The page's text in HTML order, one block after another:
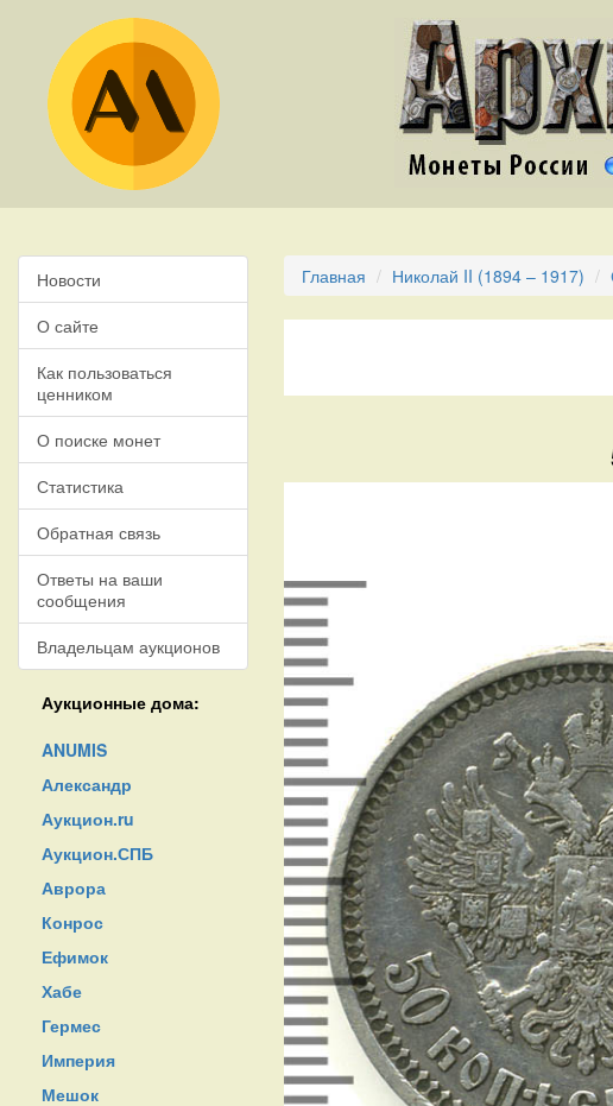
Новости
О сайте
Как пользоваться
ценником
О поиске монет
Статистика
Обратная связь
Ответы на ваши
сообщения
Владельцам аукционов
Аукционные дома:
ANUMIS
Александр
Аукцион.ru
Аукцион.СПБ
Аврора
Конрос
Ефимок
Хабе
Гермес
Империя
Мешок
Главная Николай II (1894 – 1917)